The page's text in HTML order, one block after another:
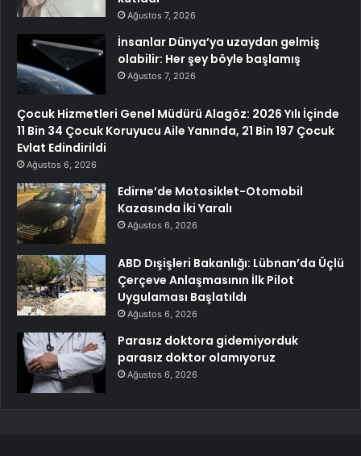
Ağustos 7, 2026
İnsanlar Dünya’ya uzaydan gelmiş
olabilir: Her şey böyle başlamış
Ağustos 7, 2026
Çocuk Hizmetleri Genel Müdürü Alagöz: 2026 Yılı İçinde
11 Bin 34 Çocuk Koruyucu Aile Yanında, 21 Bin 197 Çocuk
Evlat Edindirildi
Ağustos 6, 2026
Edirne’de Motosiklet-Otomobil
Kazasında İki Yaralı
Ağustos 6, 2026
ABD Dışişleri Bakanlığı: Lübnan’da Üçlü
Çerçeve Anlaşmasının İlk Pilot
Uygulaması Başlatıldı
Ağustos 6, 2026
Parasız doktora gidemiyorduk
parasız doktor olamıyoruz
Ağustos 6, 2026